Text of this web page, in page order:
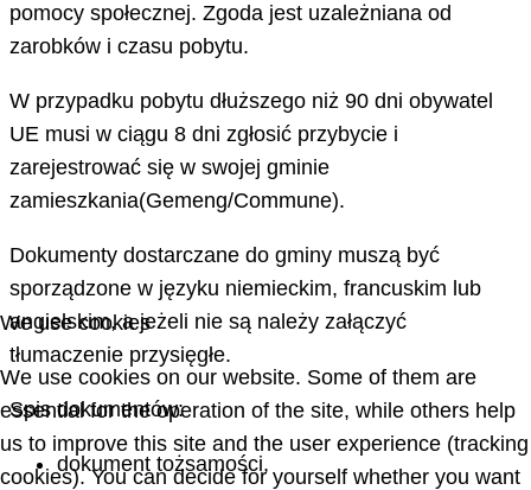
pomocy społecznej. Zgoda jest uzależniana od
zarobków i czasu pobytu.
W przypadku pobytu dłuższego niż 90 dni obywatel
UE musi w ciągu 8 dni zgłosić przybycie i
zarejestrować się w swojej gminie
zamieszkania(Gemeng/Commune).
Dokumenty dostarczane do gminy muszą być
sporządzone w języku niemieckim, francuskim lub
angielskim, a jeżeli nie są należy załączyć
tłumaczenie przysięgłe.
Spis dokumentów:
dokument tożsamości,
We use cookies
We use cookies on our website. Some of them are
essential for the operation of the site, while others help
us to improve this site and the user experience (tracking
cookies). You can decide for yourself whether you want